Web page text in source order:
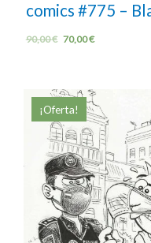
comics #775 –
90,00€ 70,00€
¡Oferta!